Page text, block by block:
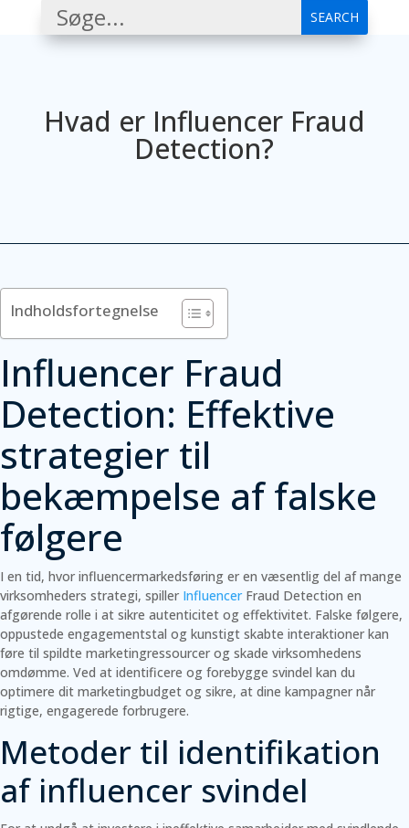
Hvad er Influencer Fraud
Detection?
Indholdsfortegnelse
Influencer Fraud
Detection: Effektive
strategier til
bekæmpelse af falske
følgere
I en tid, hvor influencermarkedsføring er en væsentlig del af mange
virksomheders strategi, spiller InfluencerFraud Detection en
afgørende rolle i at sikre autenticitet og effektivitet. Falske følgere,
oppustede engagementstal og kunstigt skabte interaktioner kan
føre til spildte marketingressourcer og skade virksomhedens
omdømme. Ved at identificere og forebygge svindel kan du
optimere dit marketingbudget og sikre, at dine kampagner når
rigtige, engagerede forbrugere.
Metoder til identifikation
af influencer svindel